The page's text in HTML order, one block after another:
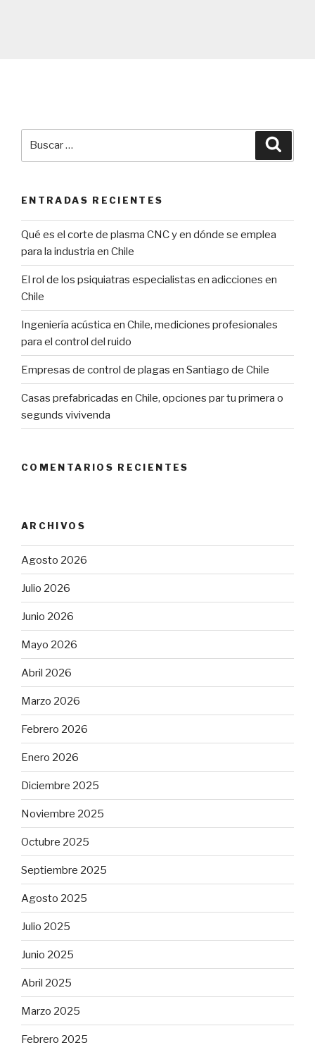
ENTRADAS RECIENTES
Qué es el corte de plasma CNC y en dónde se emplea
para la industria en Chile
El rol de los psiquiatras especialistas en adicciones en
Chile
Ingeniería acústica en Chile, mediciones profesionales
para el control del ruido
Empresas de control de plagas en Santiago de Chile
Casas prefabricadas en Chile, opciones par tu primera o
segunds vivivenda
COMENTARIOS RECIENTES
ARCHIVOS
Agosto 2026
Julio 2026
Junio 2026
Mayo 2026
Abril 2026
Marzo 2026
Febrero 2026
Enero 2026
Diciembre 2025
Noviembre 2025
Octubre 2025
Septiembre 2025
Agosto 2025
Julio 2025
Junio 2025
Abril 2025
Marzo 2025
Febrero 2025